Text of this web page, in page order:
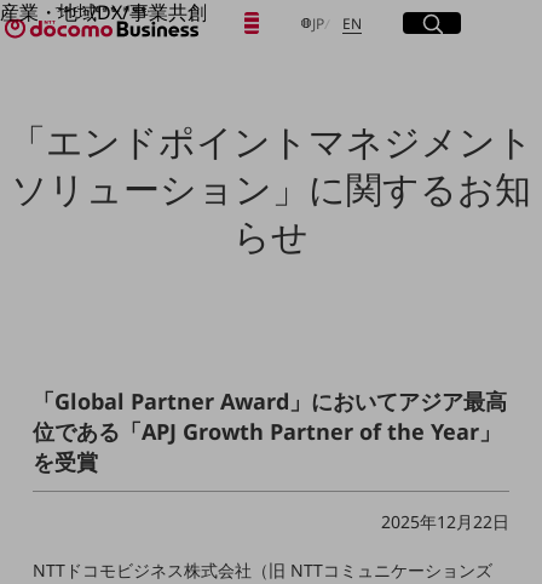
産業・地域DX/事業共創
OPEN HUB for Plural Futures
OPEN HUB for Plural Futuresとは
イベント/ウェビナー
記事コンテンツ
プレイヤー(カタリスト/パートナー企業)
事例
Smart Industry
Smart Mobility
Smart Worksite
生成AI(Generative AI)
地域の取り組み
自治体・地域社会との共創
JP日本語
ENEnglishサイト内検索
開く
メニュー
開く
フリーワードでNTTドコモビジネスの
「エンドポイントマネジメント
ソリューション」に関するお知
らせ
「Global Partner Award」においてアジア最高
位である「APJ Growth Partner of the Year」
を受賞
2025年12月22日
NTTドコモビジネス株式会社（旧 NTTコミュニケーションズ